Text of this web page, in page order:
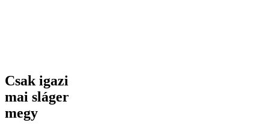
Csak igazi
mai sláger
megy